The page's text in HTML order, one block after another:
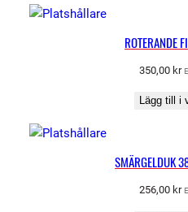
ROTERANDE
350,00 kr
Lägg till i
SMÄRGELDUK
256,00 kr